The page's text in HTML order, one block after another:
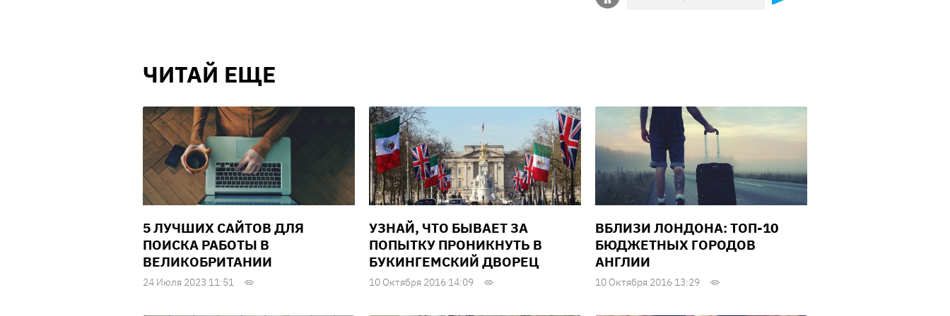
ЧИТАЙ ЕЩЕ
5 ЛУЧШИХ САЙТОВ ДЛЯ
ПОИСКА РАБОТЫ В
ВЕЛИКОБРИТАНИИ
24 Июля 2023 11:51
УЗНАЙ, ЧТО БЫВАЕТ ЗА
ПОПЫТКУ ПРОНИКНУТЬ В
БУКИНГЕМСКИЙ ДВОРЕЦ
10 Октября 2016 14:09
ВБЛИЗИ ЛОНДОНА: ТОП-10
БЮДЖЕТНЫХ ГОРОДОВ
АНГЛИИ
10 Октября 2016 13:29